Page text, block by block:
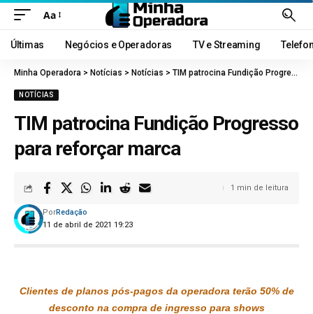
Aa
Últimas Negócios e Operadoras TV e Streaming
Minha Operadora > Notícias > Notícias > TIM patrocina Fundição Progresso para reforçar marca
NOTÍCIAS
TIM patrocina Fundição Progresso
para reforçar marca
11 de abril de 2021 19:23
PorRedação
1 min de leitura
Clientes de planos pós-pagos da operadora terão 50% de
desconto na compra de ingresso para shows